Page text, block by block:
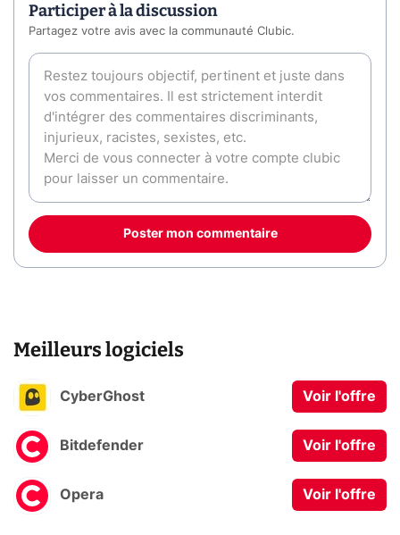
Participer à la discussion
Partagez votre avis avec la communauté Clubic.
Poster mon commentaire
Meilleurs logiciels
CyberGhost Voir l'offre
Bitdefender Voir l'offre
Opera Voir l'offre